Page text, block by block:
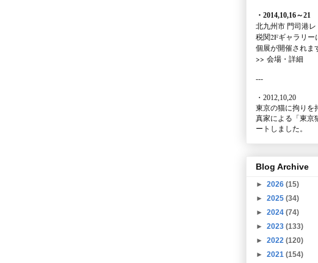
・2014,10,16～21
北九州市 門司港
税関2Fギャラリー
個展が開催されま
>> 会場・詳細
---
・2012,10,20
東京の猫に拘りを
真家による 「東
ートしました。
Blog Archive
► 2026 (15)
► 2025 (34)
► 2024 (74)
► 2023 (133)
► 2022 (120)
► 2021 (154)